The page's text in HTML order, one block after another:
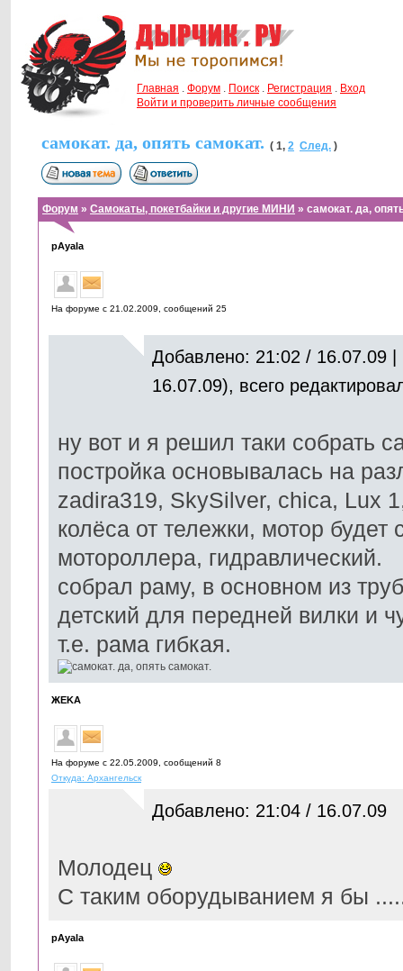
Главная . Форум . Поиск . Регистрация . Вход
Войти и проверить личные сообщения
самокат. да, опять самокат. ( 1, 2 След. )
Форум » Самокаты, покетбайки и другие МИНИ » самокат. да,
pAyala
На форуме с 21.02.2009, cообщений 25
Добавлено: 21:02 / 16.07.09 |
16.07.09), всего
ну вот и я решил таки собрать
постройка основывалась на
zadira319, SkySilver, chica, Lux
колёса от тележки, мотор будет
мотороллера, гидравлический.
собрал раму, в основном из
детский для передней вилки и
т.е. рама гибкая.
ЖЕKА
На форуме с 22.05.2009, cообщений 8
Откуда: Архангельск
Добавлено: 21:04 / 16.07.09
Молодец
С таким оборудыванием я бы
pAyala